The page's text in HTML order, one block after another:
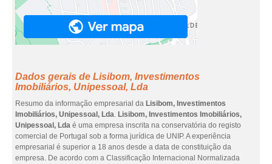
Dados gerais de Lisibom, Investimentos
Imobiliários, Unipessoal, Lda
Resumo da informação empresarial da Lisibom, Investimentos
Imobiliários, Unipessoal, Lda. Lisibom, Investimentos Imobiliários,
Unipessoal, Lda é uma empresa inscrita na conservatória do registo
comercial de Portugal sob a forma jurídica de UNIP. A experiência
empresarial é superior a 18 anos desde a data de constituição da
empresa. De acordo com a Classificação Internacional Normalizada